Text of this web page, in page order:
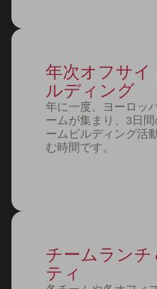
年次オフサイ
ルディング
年に一度、ヨーロッ
ームが集まり、3日
ームビルディング活
む時間です。
チームラン
ティ